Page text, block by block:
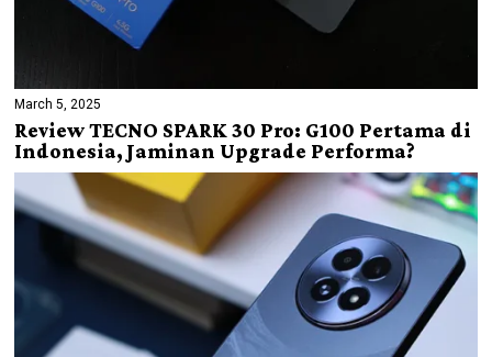
March 5, 2025
Review TECNO SPARK 30 Pro: G100 Pertama di
Indonesia, Jaminan Upgrade Performa?